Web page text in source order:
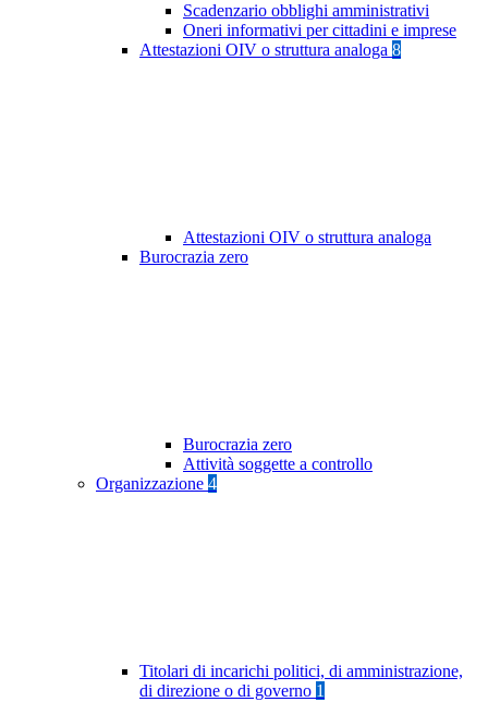
Scadenzario obblighi amministrativi
Oneri informativi per cittadini e imprese
Attestazioni OIV o struttura analoga 8
Attestazioni OIV o struttura analoga
Burocrazia zero
Burocrazia zero
Attività soggette a controllo
Organizzazione 4
Titolari di incarichi politici, di amministrazione,
di direzione o di governo 1